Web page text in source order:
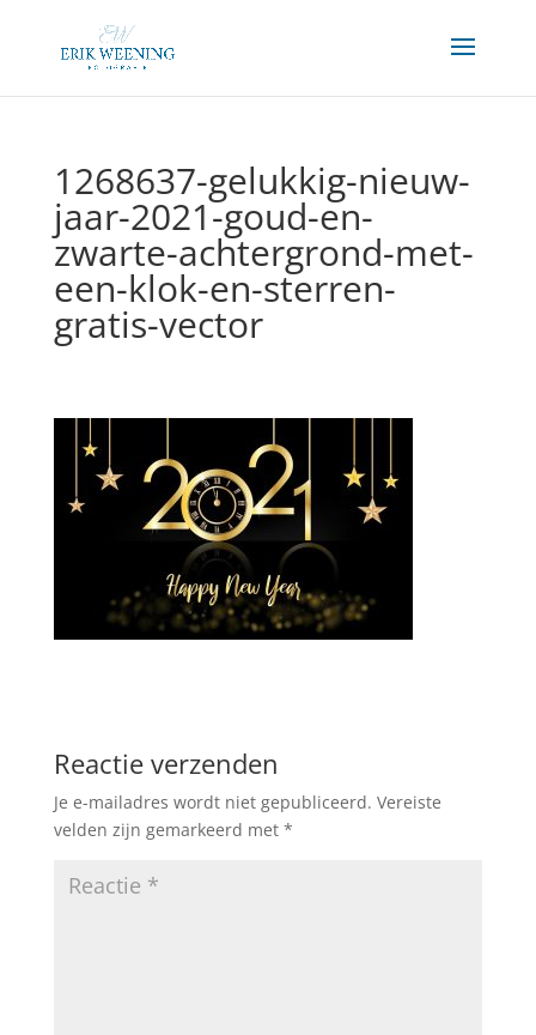
1268637-gelukkig-nieuw-
jaar-2021-goud-en-
zwarte-achtergrond-met-
een-klok-en-sterren-
gratis-vector
Reactie verzenden
Je e-mailadres wordt niet gepubliceerd. Vereiste
velden zijn gemarkeerd met *